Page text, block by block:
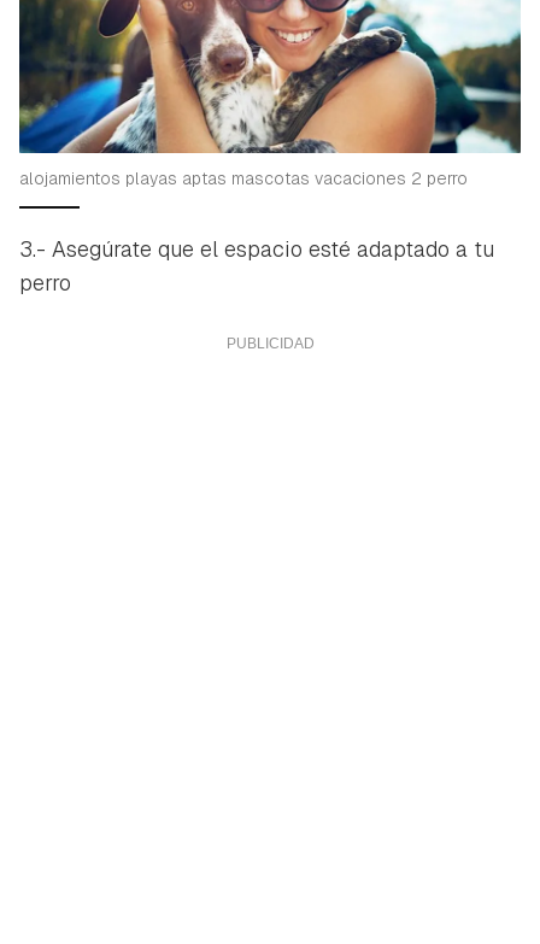
alojamientos playas aptas mascotas vacaciones 2 perro
3.- Asegúrate que el espacio esté adaptado a tu
perro